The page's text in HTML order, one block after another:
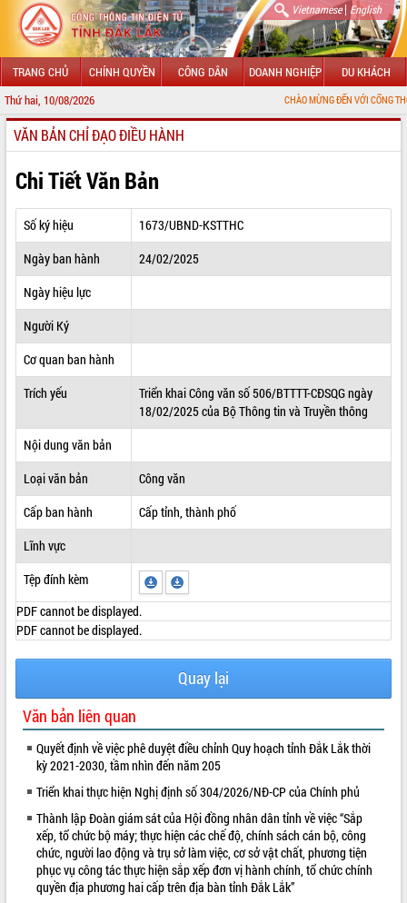
Vietnamese| English
TRANG CHỦ CHÍNH QUYỀN CÔNG DÂN DOANH NGHIỆP DU KHÁCH
Thứ hai, 10/08/2026 CHÀO MỪNG ĐẾN VỚI CỔNG THÔNG TIN
GIỚI THIỆU
LÃNH ĐẠO UBND TỈNH
TIN TỨC SỰ KIỆN
SỞ, BAN, NGÀNH
THÔNG TIN CHỈ ĐẠO ĐIỀU HÀNH
HỆ THỐNG VĂN BẢN
VĂN BẢN HĐND TỈNH
ĐIỂM TIN VĂN BẢN
VIDEO
Loading the player...
VĂN BẢN CHỈ ĐẠO ĐIỀU HÀNH
Chi Tiết Văn Bản
Số ký hiệu
1673/UBND-KSTTHC
Ngày ban hành
24/02/2025
Ngày hiệu lực
Người Ký
Cơ quan ban hành
Trích yếu
Triển khai Công văn số 506/BTTTT-CĐSQG ngày
18/02/2025 của Bộ Thông tin và Truyền thông
Nội dung văn bản
Loại văn bản
Công văn
Cấp ban hành
Cấp tỉnh, thành phố
Lĩnh vực
Tệp đính kèm
PDF cannot be displayed.
PDF cannot be displayed.
Quay lại
Văn bản liên quan
Quyết định về việc phê duyệt điều chỉnh Quy hoạch tỉnh Đắk Lắk thời
kỳ 2021-2030, tầm nhìn đến năm 205
Triển khai thực hiện Nghị định số 304/2026/NĐ-CP của Chính phủ
Thành lập Đoàn giám sát của Hội đồng nhân dân tỉnh về việc “Sắp
xếp, tổ chức bộ máy; thực hiện các chế độ, chính sách cán bộ, công
chức, người lao động và trụ sở làm việc, cơ sở vật chất, phương tiện
phục vụ công tác thực hiện sắp xếp đơn vị hành chính, tổ chức chính
quyền địa phương hai cấp trên địa bàn tỉnh Đắk Lắk”